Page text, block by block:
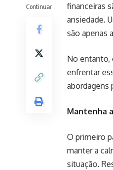
Continuar
financeiras
ansiedade.
são apenas
No entanto,
enfrentar
abordagens
Mantenha
O primeiro
manter a
situação.